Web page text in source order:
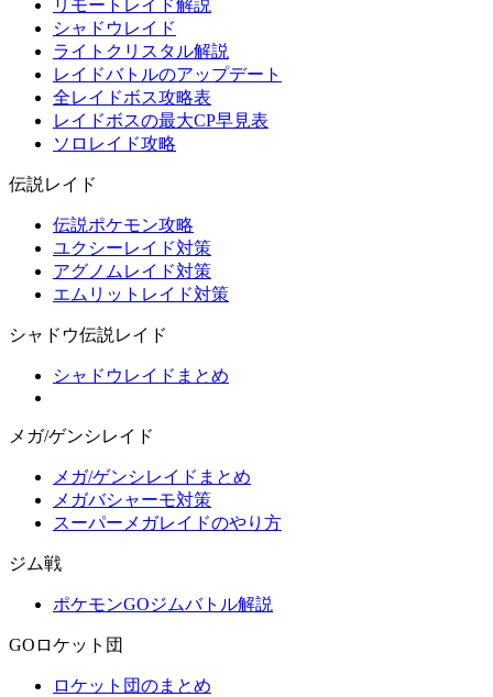
リモートレイド解説
シャドウレイド
ライトクリスタル解説
レイドバトルのアップデート
全レイドボス攻略表
レイドボスの最大CP早見表
ソロレイド攻略
伝説レイド
伝説ポケモン攻略
ユクシーレイド対策
アグノムレイド対策
エムリットレイド対策
シャドウ伝説レイド
シャドウレイドまとめ
メガ/ゲンシレイド
メガ/ゲンシレイドまとめ
メガバシャーモ対策
スーパーメガレイドのやり方
ジム戦
ポケモンGOジムバトル解説
GOロケット団
ロケット団のまとめ